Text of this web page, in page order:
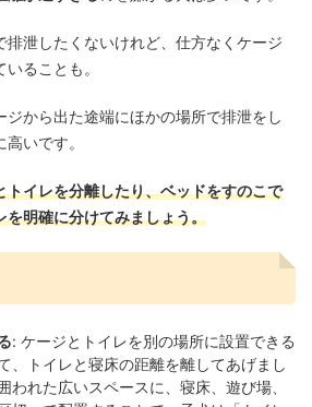
排泄したくないけれど、仕方なくケージ
ることも。
ジから出た途端にほかの場所で排泄をし
いです。
トイレを分離したり、ベッドをすのこで
を明確に分けてみましょう。
: ケージとトイレを別の場所に設置できる
、トイレと寝床の距離を離してあげまし
われた広いスペースに、寝床、遊び場、